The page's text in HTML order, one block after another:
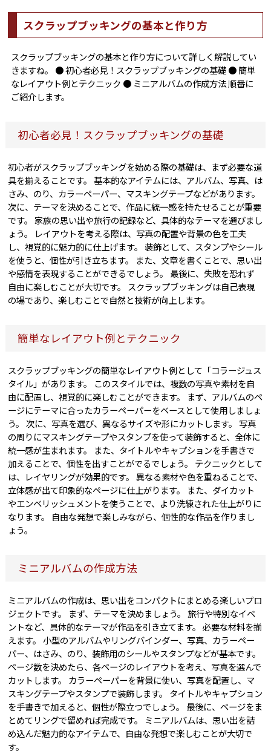
スクラップブッキングの基本と作り方
スクラップブッキングの基本と作り方について詳しく解説してい
きますね。 ● 初心者必見！スクラップブッキングの基礎 ● 簡単
なレイアウト例とテクニック ● ミニアルバムの作成方法 順番に
ご紹介します。
初心者必見！スクラップブッキングの基礎
初心者がスクラップブッキングを始める際の基礎は、まず必要な道
具を揃えることです。 基本的なアイテムには、アルバム、写真、は
さみ、のり、カラーペーパー、マスキングテープなどがあります。
次に、テーマを決めることで、作品に統一感を持たせることが重要
です。 家族の思い出や旅行の記録など、具体的なテーマを選びまし
ょう。 レイアウトを考える際は、写真の配置や背景の色を工夫
し、視覚的に魅力的に仕上げます。 装飾として、スタンプやシール
を使うと、個性が引き立ちます。 また、文章を書くことで、思い出
や感情を表現することができるでしょう。 最後に、失敗を恐れず
自由に楽しむことが大切です。 スクラップブッキングは自己表現
の場であり、楽しむことで自然と技術が向上します。
簡単なレイアウト例とテクニック
スクラップブッキングの簡単なレイアウト例として「コラージュス
タイル」があります。 このスタイルでは、複数の写真や素材を自
由に配置し、視覚的に楽しむことができます。 まず、アルバムのペ
ージにテーマに合ったカラーペーパーをベースとして使用しましょ
う。 次に、写真を選び、異なるサイズや形にカットします。 写真
の周りにマスキングテープやスタンプを使って装飾すると、全体に
統一感が生まれます。 また、タイトルやキャプションを手書きで
加えることで、個性を出すことがでるでしょう。 テクニックとして
は、レイヤリングが効果的です。 異なる素材や色を重ねることで、
立体感が出て印象的なページに仕上がります。 また、ダイカット
やエンベリッシュメントを使うことで、より洗練された仕上がりに
なります。 自由な発想で楽しみながら、個性的な作品を作りまし
ょう。
ミニアルバムの作成方法
ミニアルバムの作成は、思い出をコンパクトにまとめる楽しいプロ
ジェクトです。 まず、テーマを決めましょう。 旅行や特別なイベ
ントなど、具体的なテーマが作品を引き立てます。 必要な材料を揃
えます。 小型のアルバムやリングバインダー、写真、カラーペー
パー、はさみ、のり、装飾用のシールやスタンプなどが基本です。
ページ数を決めたら、各ページのレイアウトを考え、写真を選んで
カットします。 カラーペーパーを背景に使い、写真を配置し、マ
スキングテープやスタンプで装飾します。 タイトルやキャプション
を手書きで加えると、個性が際立つでしょう。 最後に、ページをま
とめてリングで留めれば完成です。 ミニアルバムは、思い出を詰
め込んだ魅力的なアイテムで、自由な発想で楽しむことが大切で
す。